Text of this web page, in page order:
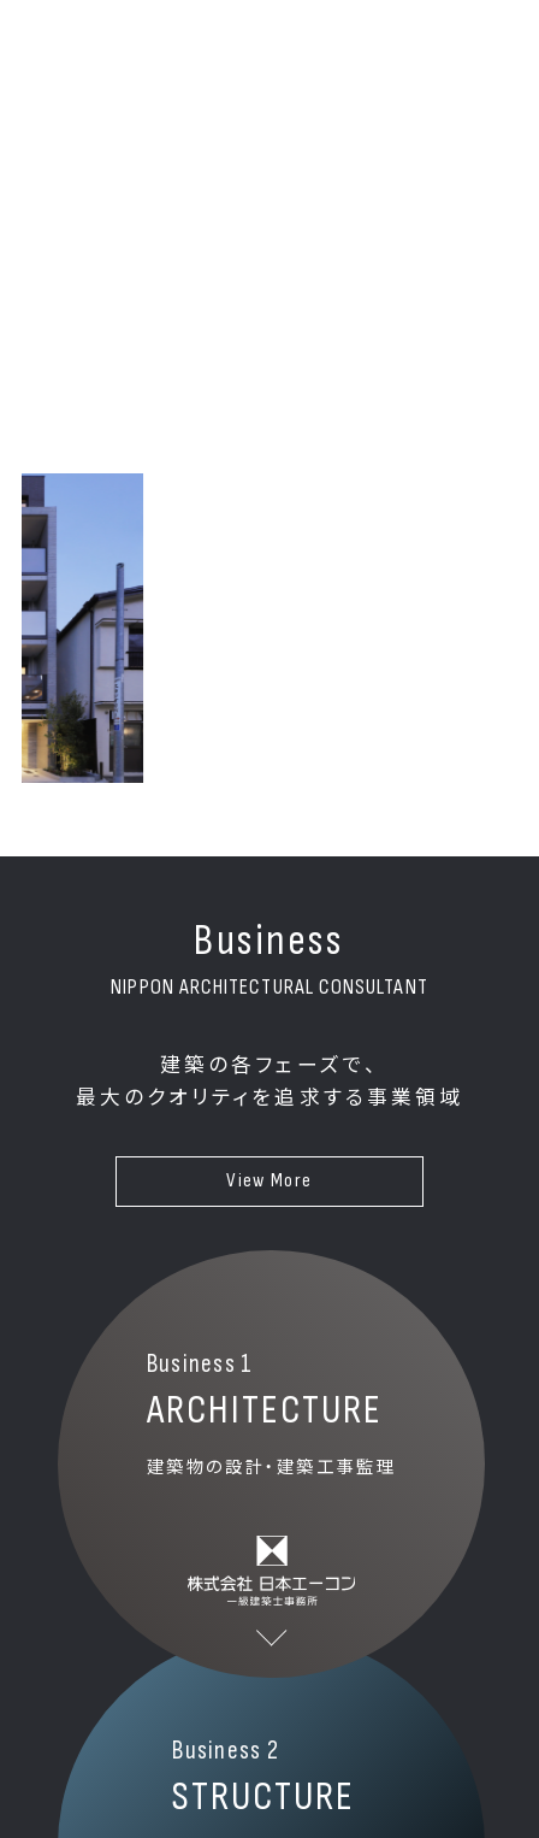
Business
NIPPON ARCHITECTURAL CONSULTANT
建築の各フェーズで、
最大のクオリティを追求する事業領域
View More
Business 1
ARCHITECTURE
建築物の設計・建築工事監理
Business 2
STRUCTURE